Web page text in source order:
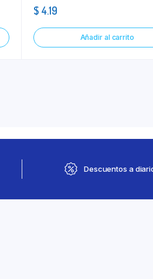
$ 4.19
Añadir al carrito
Descuentos a